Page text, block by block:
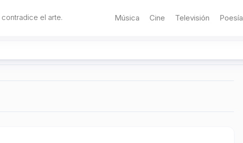
el arte. Música Cine Televisión Poesía